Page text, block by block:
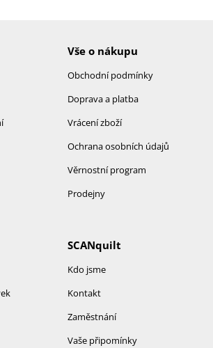
Vše o nákupu
Obchodní podmínky
Doprava a platba
Vrácení zboží
Ochrana osobních údajů
Věrnostní program
Prodejny
SCANquilt
Kdo jsme
Kontakt
Zaměstnání
Vaše připomínky